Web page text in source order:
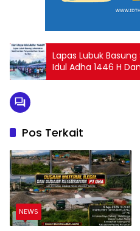
Lapas Lubuk
Idul Adha 1446 H
Hewan Qurban
Pos Terkait
NEWS